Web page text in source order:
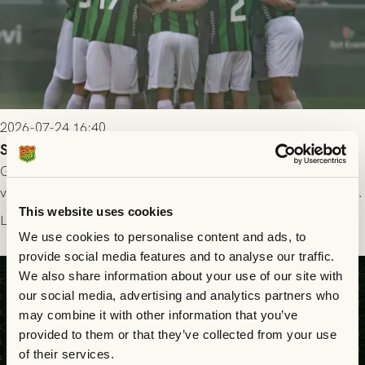
This website uses cookies
We use cookies to personalise content and ads, to
provide social media features and to analyse our traffic.
We also share information about your use of our site with
our social media, advertising and analytics partners who
may combine it with other information that you’ve
provided to them or that they’ve collected from your use
of their services.
2026-07-24 16:40
Seger i första kvalmatchen mot FC Nordsjælland
GAIS dominerade i första halvlek och skapade fler chanser,
välförtjänt fick de in ett ledningsmål strax innan halvtid. Efter
halvtidsvilan sjönk tempot när Nordsjälland tilläts ha mer av
bollen, men GAIS försvarade sig disciplinerat och säkrade en
seger! Matchfoto: Mikael Josefsson & Lasse Ekström
Läs mer